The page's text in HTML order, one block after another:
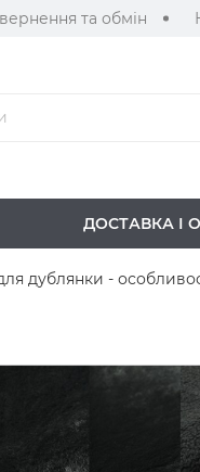
та обмін
ДОСТАВКА І
дублянки -